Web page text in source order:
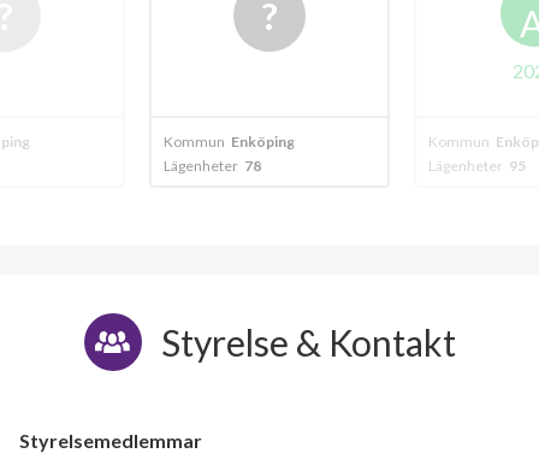
Kommun Enköping
Lägenheter 78
Kommun
Lägenheter 95
Styrelse & Kontakt
Styrelsemedlemmar